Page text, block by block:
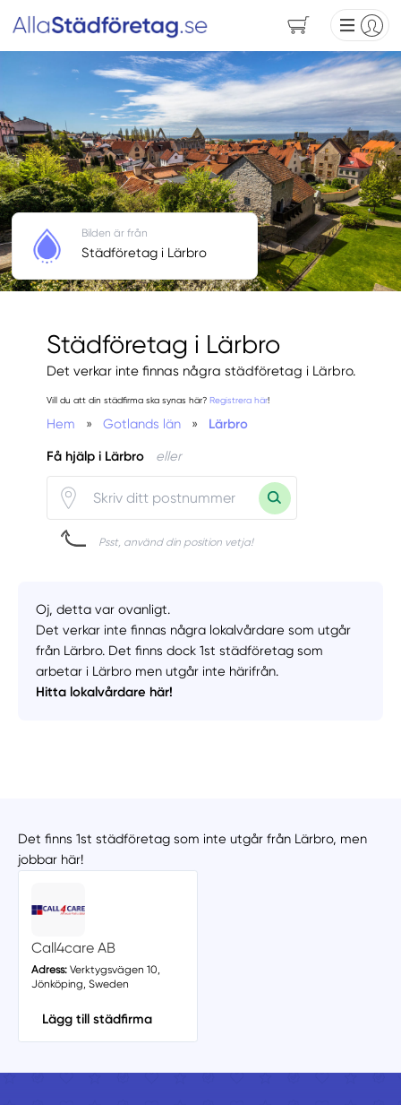
Städföretag i Lärbro
Det verkar inte finnas några städföretag i Lärbro.
Vill du att din städfirma ska synas här? Registrera här!
Hem » Gotlands län » Lärbro
Få hjälp i Lärbro eller
Psst, använd din position vetja!
Bilden är från
Städföretag i Lärbro
Oj, detta var ovanligt.
Det verkar inte finnas några lokalvårdare som utgår
från Lärbro. Det finns dock 1st städföretag som
arbetar i Lärbro men utgår inte härifrån.
Hitta lokalvårdare här!
Det finns 1st städföretag som inte utgår från Lärbro, men
jobbar här!
Call4care AB
Adress:Verktygsvägen 10,
Jönköping, Sweden
Lägg till städfirma